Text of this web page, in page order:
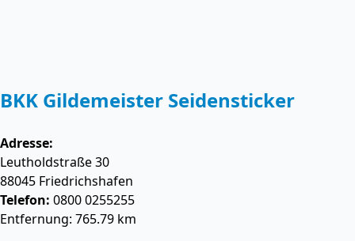
BKK Gildemeister Seidensticker
Adresse:
Leutholdstraße 30
88045 Friedrichshafen
Telefon: 0800 0255255
Entfernung: 765.79 km